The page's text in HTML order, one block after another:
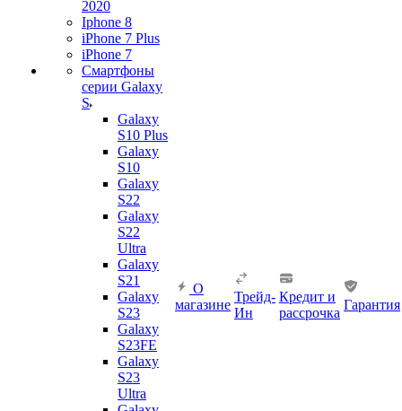
2020
Iphone 8
iPhone 7 Plus
iPhone 7
Смартфоны
серии Galaxy
S
Galaxy
S10 Plus
Galaxy
S10
Galaxy
S22
Galaxy
S22
Ultra
Galaxy
S21
Galaxy
S23
Galaxy
S23FE
Galaxy
S23
Ultra
О
магазине
Трейд-
Ин
Кредит и
рассрочка
Гарантия